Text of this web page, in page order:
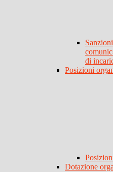
di
Posizioni
Dotazione